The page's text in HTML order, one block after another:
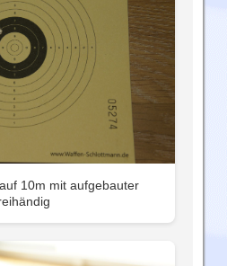
10m mit aufgebauter